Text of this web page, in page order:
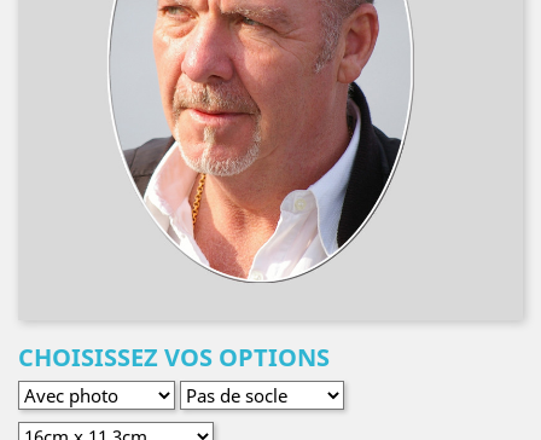
CHOISISSEZ VOS OPTIONS